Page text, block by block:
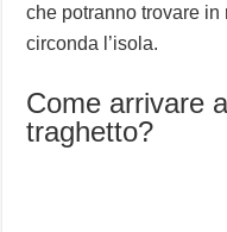
che potranno trovare
circonda l’isola.
Come arrivare
traghetto?